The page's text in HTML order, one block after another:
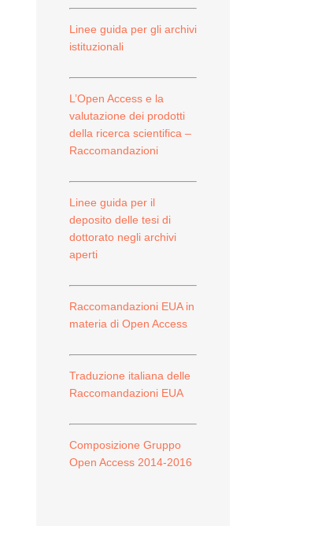
Linee guida per gli archivi
istituzionali
L’Open Access e la
valutazione dei prodotti
della ricerca scientifica –
Raccomandazioni
Linee guida per il
deposito delle tesi di
dottorato negli archivi
aperti
Raccomandazioni EUA in
materia di Open Access
Traduzione italiana delle
Raccomandazioni EUA
Composizione Gruppo
Open Access 2014-2016